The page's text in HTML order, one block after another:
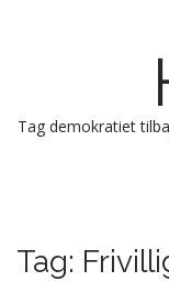
Tag demokratiet
i
n
p
Tag: